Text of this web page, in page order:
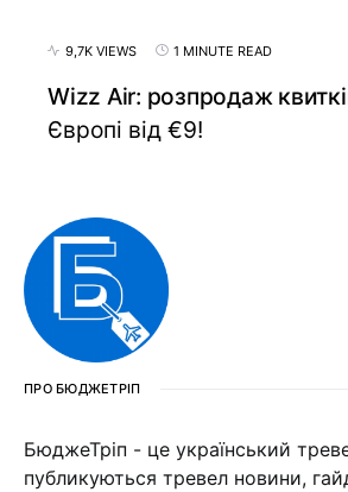
9,7K VIEWS 1 MINUTE READ
Wizz Air: розпродаж
Європі від €9!
ПРО БЮДЖЕТРІП
БюджеТріп - це український
публикуються тревел новини,